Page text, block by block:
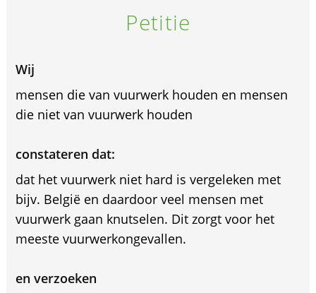
Petitie
Wij
mensen die van vuurwerk houden en mensen
die niet van vuurwerk houden
constateren dat:
dat het vuurwerk niet hard is vergeleken met
bijv. België en daardoor veel mensen met
vuurwerk gaan knutselen. Dit zorgt voor het
meeste vuurwerkongevallen.
en verzoeken